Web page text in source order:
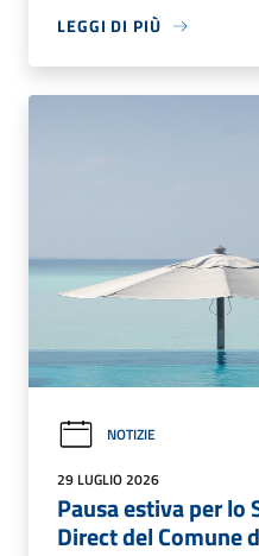
LEGGI DI PIÙ
NOTIZIE
29 LUGLIO 2026
Pausa estiva per lo
Direct del Comune